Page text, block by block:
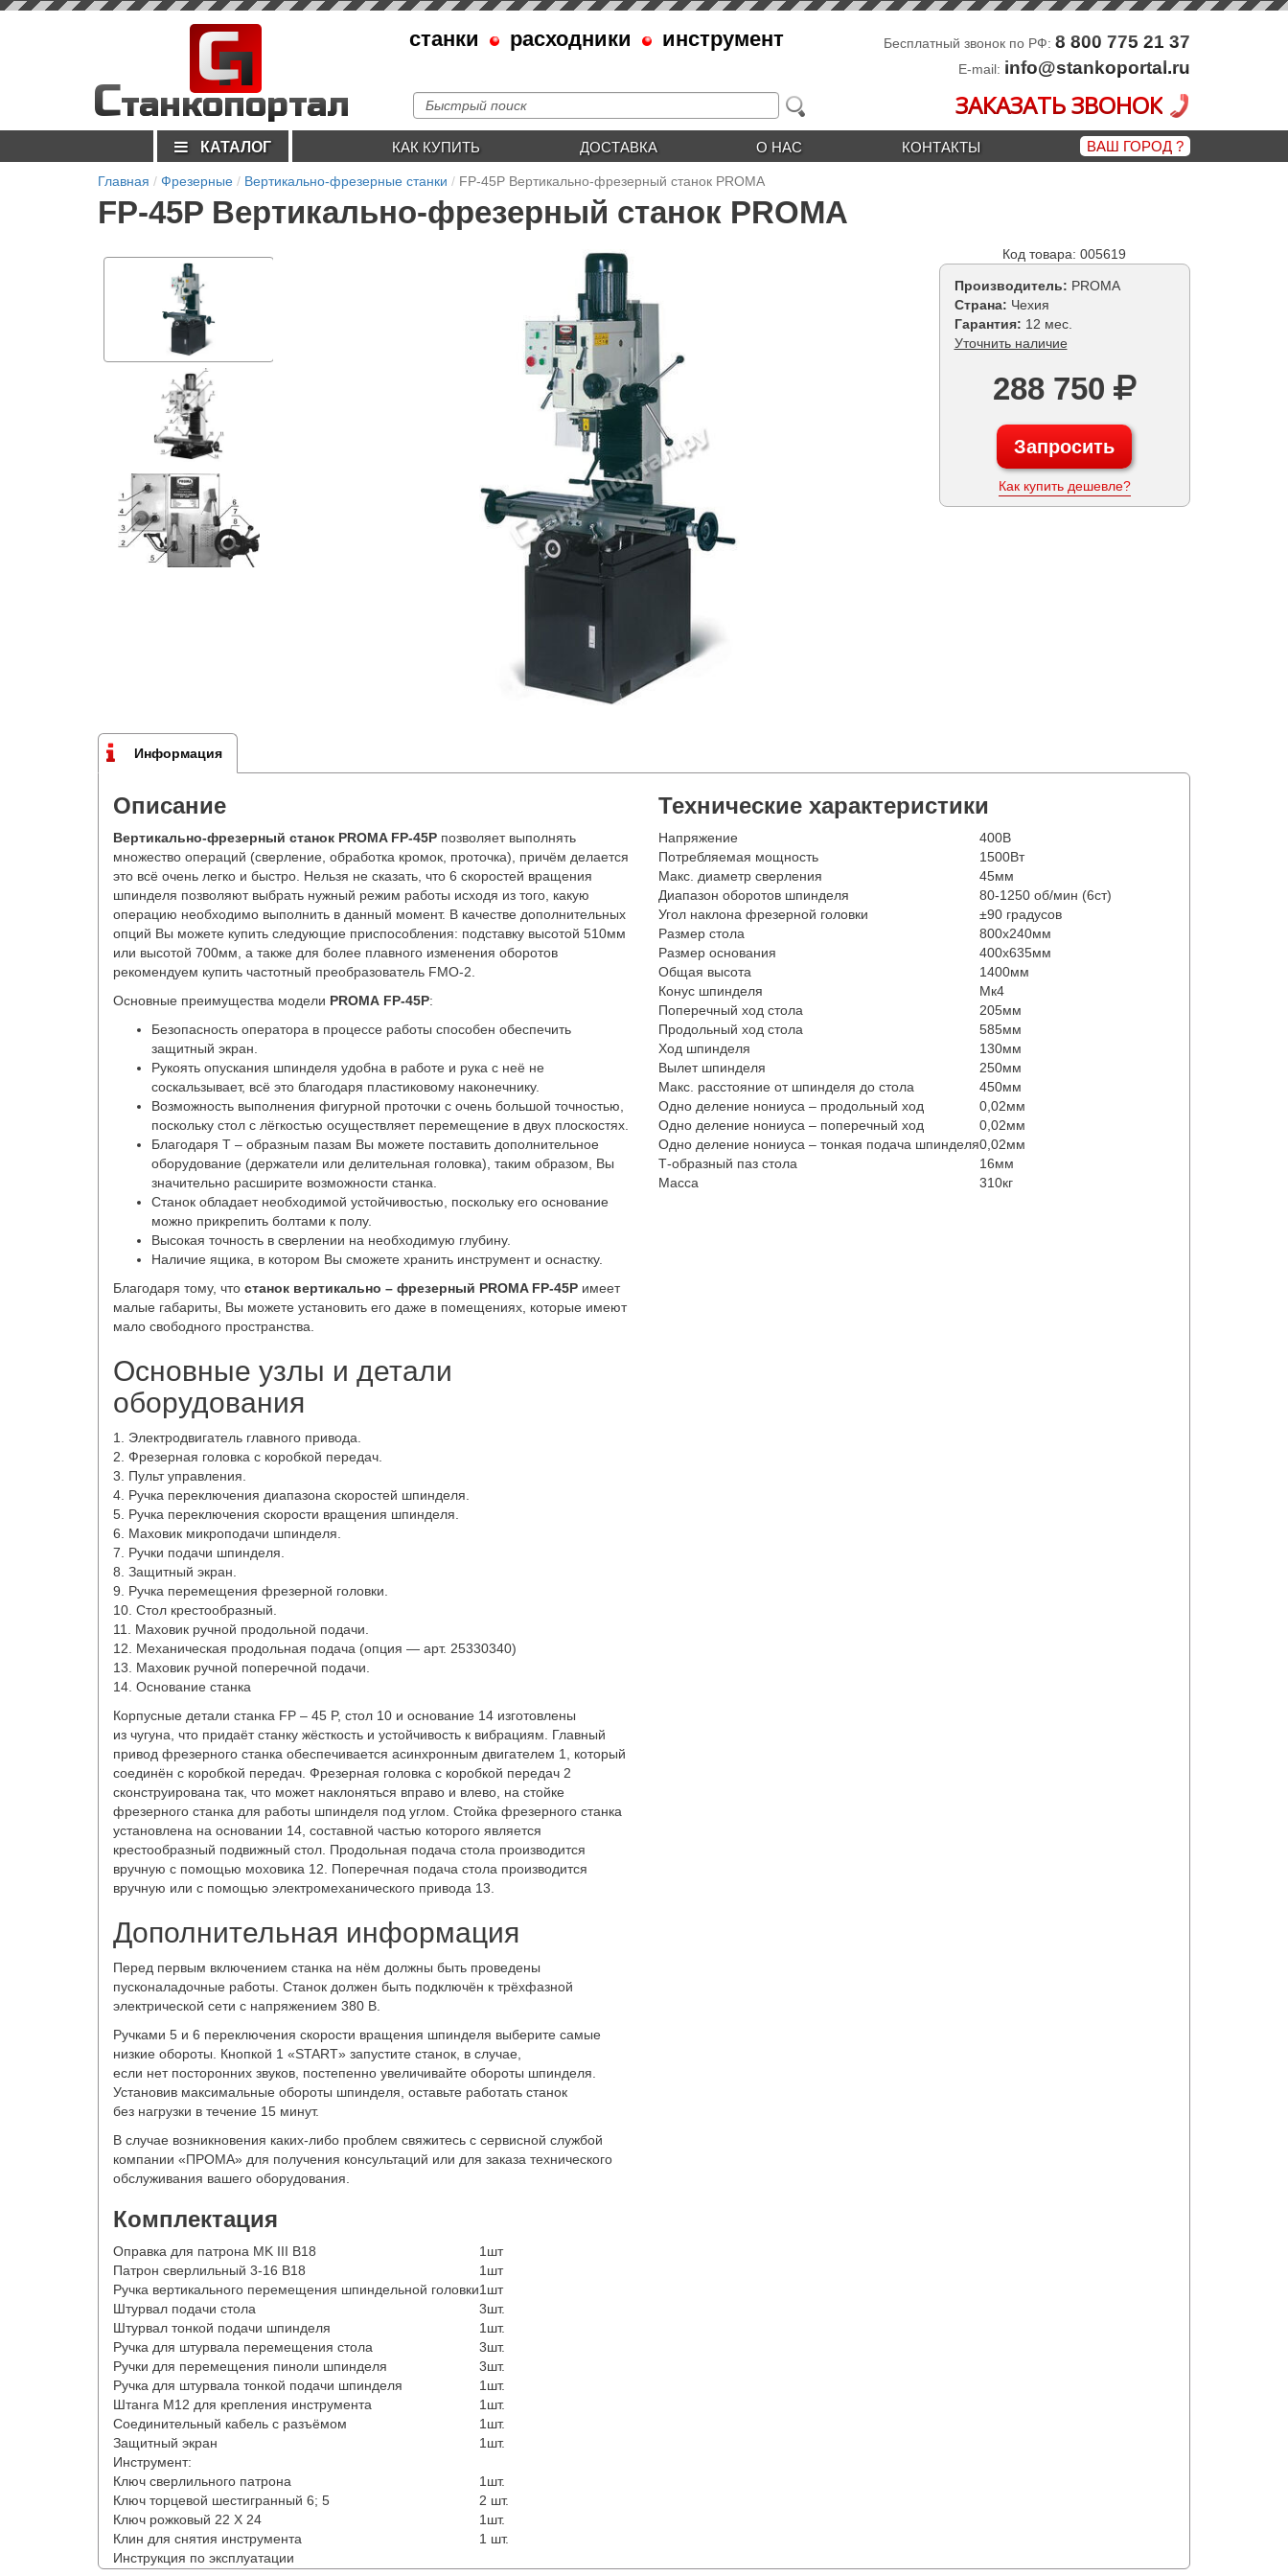
п
С
Станкопортал
станки расходники инструмент Бесплатный звонок по РФ: 8 800 775 21 37
E-mail: info@stankoportal.ru
ЗАКАЗАТЬ ЗВОНОК
КАТАЛОГ КАК КУПИТЬ ДОСТАВКА О НАС КОНТАКТЫ ВАШ ГОРОД?
Главная Фрезерные Вертикально-фрезерные станки FP-45P Вертикально-фрезерный станок PROMA
FP-45P Вертикально-фрезерный станок PROMA
Код товара: 005619
Производитель: PROMA
Страна: Чехия
Гарантия: 12 мес.
Уточнить наличие
288 750
Запросить
Как купить дешевле?
Информация
Описание
Вертикально-фрезерный станок PROMA FP-45P позволяет выполнять
множество операций (сверление, обработка кромок, проточка), причём делается
это всё очень легко и быстро. Нельзя не сказать, что 6 скоростей вращения
шпинделя позволяют выбрать нужный режим работы исходя из того, какую
операцию необходимо выполнить в данный момент. В качестве дополнительных
опций Вы можете купить следующие приспособления: подставку высотой 510мм
или высотой 700мм, а также для более плавного изменения оборотов
рекомендуем купить частотный преобразователь FMO-2.
Основные преимущества модели PROMA FP-45P:
Безопасность оператора в процессе работы способен обеспечить
защитный экран.
Рукоять опускания шпинделя удобна в работе и рука с неё не
соскальзывает, всё это благодаря пластиковому наконечнику.
Возможность выполнения фигурной проточки с очень большой точностью,
поскольку стол с лёгкостью осуществляет перемещение в двух плоскостях.
Благодаря T – образным пазам Вы можете поставить дополнительное
оборудование (держатели или делительная головка), таким образом, Вы
значительно расширите возможности станка.
Станок обладает необходимой устойчивостью, поскольку его основание
можно прикрепить болтами к полу.
Высокая точность в сверлении на необходимую глубину.
Наличие ящика, в котором Вы сможете хранить инструмент и оснастку.
Благодаря тому, что станок вертикально – фрезерный PROMA FP-45P имеет
малые габариты, Вы можете установить его даже в помещениях, которые имеют
мало свободного пространства.
Основные узлы и детали
оборудования
1. Электродвигатель главного привода.
2. Фрезерная головка с коробкой передач.
3. Пульт управления.
4. Ручка переключения диапазона скоростей шпинделя.
5. Ручка переключения скорости вращения шпинделя.
6. Маховик микроподачи шпинделя.
7. Ручки подачи шпинделя.
8. Защитный экран.
9. Ручка перемещения фрезерной головки.
10. Стол крестообразный.
11. Маховик ручной продольной подачи.
12. Механическая продольная подача (опция — арт. 25330340)
13. Маховик ручной поперечной подачи.
14. Основание станка
Корпусные детали станка FP – 45 P, стол 10 и основание 14 изготовлены
из чугуна, что придаёт станку жёсткость и устойчивость к вибрациям. Главный
привод фрезерного станка обеспечивается асинхронным двигателем 1, который
соединён с коробкой передач. Фрезерная головка с коробкой передач 2
сконструирована так, что может наклоняться вправо и влево, на стойке
фрезерного станка для работы шпинделя под углом. Стойка фрезерного станка
установлена на основании 14, составной частью которого является
крестообразный подвижный стол. Продольная подача стола производится
вручную с помощью моховика 12. Поперечная подача стола производится
вручную или с помощью электромеханического привода 13.
Дополнительная информация
Перед первым включением станка на нём должны быть проведены
пусконаладочные работы. Станок должен быть подключён к трёхфазной
электрической сети с напряжением 380 В.
Ручками 5 и 6 переключения скорости вращения шпинделя выберите самые
низкие обороты. Кнопкой 1 «START» запустите станок, в случае,
если нет посторонних звуков, постепенно увеличивайте обороты шпинделя.
Установив максимальные обороты шпинделя, оставьте работать станок
без нагрузки в течение 15 минут.
В случае возникновения каких-либо проблем свяжитесь с сервисной службой
компании «ПРОМА» для получения консультаций или для заказа технического
обслуживания вашего оборудования.
Комплектация
Оправка для патрона MK III В18
1шт
Патрон сверлильный 3-16 В18
1шт
Ручка вертикального перемещения шпиндельной головки1шт
Штурвал подачи стола
3шт.
Штурвал тонкой подачи шпинделя
1шт.
Ручка для штурвала перемещения стола
3шт.
Ручки для перемещения пиноли шпинделя
3шт.
Ручка для штурвала тонкой подачи шпинделя
1шт.
Штанга М12 для крепления инструмента
1шт.
Соединительный кабель с разъёмом
1шт.
Защитный экран
1шт.
Инструмент:
Ключ сверлильного патрона
1шт.
Ключ торцевой шестигранный 6; 5
2 шт.
Ключ рожковый 22 Х 24
1шт.
Клин для снятия инструмента
1 шт.
Инструкция по эксплуатации
Технические характеристики
Напряжение
400В
Потребляемая мощность
1500Вт
Макс. диаметр сверления
45мм
Диапазон оборотов шпинделя
80-1250 об/мин (6cт)
Угол наклона фрезерной головки
±90 градусов
Размер стола
800х240мм
Размер основания
400х635мм
Общая высота
1400мм
Конус шпинделя
Мк4
Поперечный ход стола
205мм
Продольный ход стола
585мм
Ход шпинделя
130мм
Вылет шпинделя
250мм
Макс. расстояние от шпинделя до стола
450мм
Одно деление нониуса – продольный ход
0,02мм
Одно деление нониуса – поперечный ход
0,02мм
Одно деление нониуса – тонкая подача шпинделя0,02мм
Т-образный паз стола
16мм
Масса
310кг